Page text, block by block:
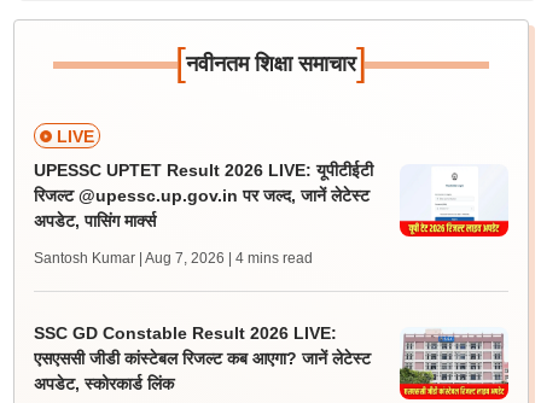
[नवीनतम शिक्षा समाचार]
LIVE
UPESSC UPTET Result 2026 LIVE: यूपीटीईटी
रिजल्ट @upessc.up.gov.in पर जल्द, जानें लेटेस्ट
अपडेट, पासिंग मार्क्स
Santosh Kumar | Aug 7, 2026 | 4 mins read
SSC GD Constable Result 2026 LIVE:
एसएससी जीडी कांस्टेबल रिजल्ट कब आएगा? जानें लेटेस्ट
अपडेट, स्कोरकार्ड लिंक